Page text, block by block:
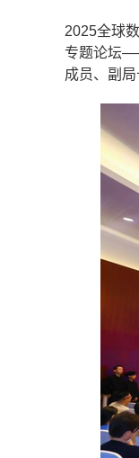
2025全球
专题论坛
成员、副